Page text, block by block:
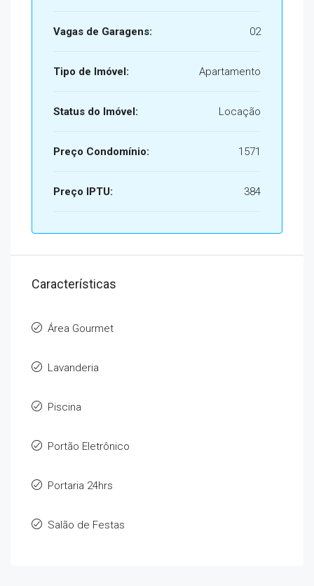
Vagas de Garagens: 02
Tipo de Imóvel: Apartamento
Status do Imóvel: Locação
Preço Condomínio: 1571
Preço IPTU: 384
Características
Área Gourmet
Lavanderia
Piscina
Portão Eletrônico
Portaria 24hrs
Salão de Festas